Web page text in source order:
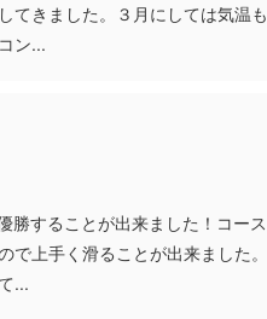
てきました。３月にしては気温も
ン...
勝することが出来ました！コース
上手く滑ることが出来ました。
...